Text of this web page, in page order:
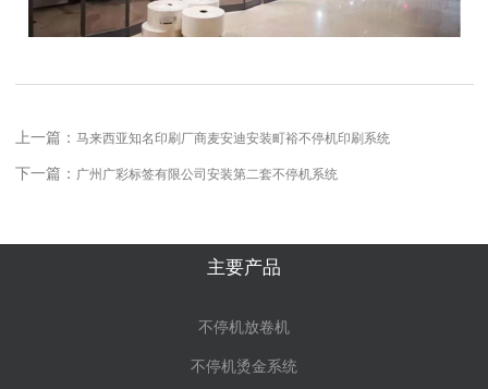
上一篇： 马来西亚知名印刷厂商麦安迪安装町裕不停机印刷系统
下一篇： 广州广彩标签有限公司安装第二套不停机系统
主要产品
不停机放卷机
不停机烫金系统